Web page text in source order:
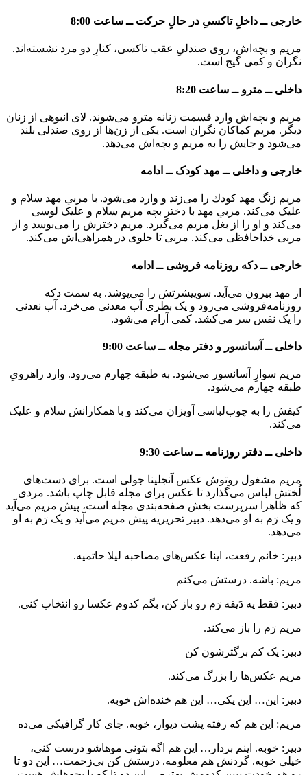
خارجی ــ داخلِ تاکسیِ در حالِ حرکت ــ ساعت 8:00
مریم و بچه‌اش، روی صندلیِ عقب تاکسی، کنارِ دو مرد نشسته‌اند.
نگران و کمی گیج است.
داخلی ــ مترو ــ ساعت 8:20
مریم و بچه‌اش وارد قسمت زنانه مترو می‌شوند. لای انبوهی از زنان
دیگر. مریم کماکان نگران است. یکی از زن‌ها از روی صندلی بلند
می‌شود و جایش را به مریم و بچه‌اش می‌دهد.
خارجی و داخلی ــ مهد کودک ــ ادامه
مریم زنگ مهد کودك را می‌زند و وارد می‌شود. با مربیِ مهد سلام و
علیک می‌کند. مربیِ مهد با دختر بچه مریم سلام و علیک لوسی
می‌کند و او را از بغل مریم می‌گیرد. مریم دخترش را می‌بوسد و از
مربی خداحافظی می‌کند. مربی تا جلوی در همراهی‌اش می‌کند.
خارجی ــ دکه روزنامه فروشی ــ ادامه
از مهد بیرون می‌آید. سوییشرتش را می‌پوشد. به سمت دکه
روزنامه‌فروشی می‌رود و یک بطری آب معدنی می‌خرد. آب نعدنی
را یک نفس سر می‌کشد. کمی آرام می‌شود.
داخلی ــ آسانسور و دفتر مجله ــ ساعت 9:00
مریم سوارِ آسانسور می‌شود. به طبقه چهارم می‌رود. وارد راهرویِ
طبقه چهارم می‌شود.
کیفش را به چوب‌لباسی آویزان می‌کند و با همکارانش سلام و علیک
می‌کند.
داخلی ــ دفتر روزنامه ــ ساعت 9:30
مریم مشغول روتوش عکس آنجلینا جولی است. برای دست‌های
لُختش لباس می‌گذارد تا عکس برای مجله قابل چاپ باشد. مردی
که ظاهرا سرپرست بخش صفحه‌بندی مجله است، پیش مریم می‌آید
و یک رَم به او می‌دهد. دبیر تحریریه پیش مریم می‌آید و یک رَم به او
می‌دهد.
دبیر: خانم رفعت، اینا عکس‌های مصاحبه لیلا حاتمیه.
مریم: باشه. درستش می‌کنم
دبیر: فقط یه دَیقه رَم رو باز کن، بگم کدوم عکسا رو انتخاب کنی.
مریم رَم را باز می‌کند.
دبیر: یک کم بزگترشون کن
مریم عکس‌ها را بزرگ می‌کند.
دبیر: این… این یکی… این هم خنده‌اش خوبه.
مریم: این هم که رفته پشت دیوار، خوبه. جای کار گرافیکی می‌ده
دبیر: خوبه. اینم بردار… این هم اگه بتونی موهاشو درست کنی،
خیلی خوبه. گردنش هم معلومه. درستش کن بی‌زحمت… این دو تا